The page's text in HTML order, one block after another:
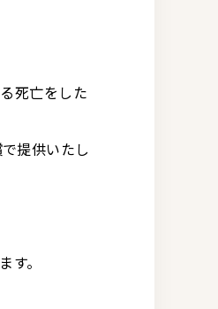
死亡をした
提供いたし
。